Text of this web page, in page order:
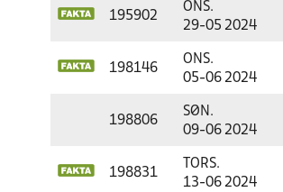
195902
ONS.
29-05 2024
198146
ONS.
05-06 2024
198806
SØN.
09-06 2024
198831
TORS.
13-06 2024